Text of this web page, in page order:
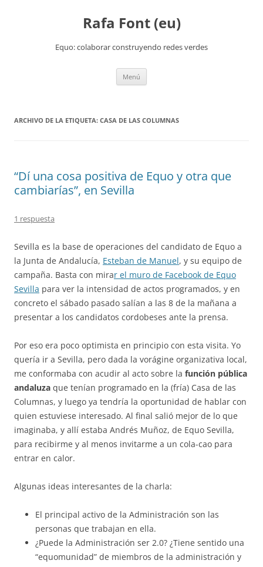
Rafa Font (eu)
Equo: colaborar construyendo redes verdes
Menú
ARCHIVO DE LA ETIQUETA: CASA DE LAS COLUMNAS
“Dí una cosa positiva de Equo y otra que
cambiarías”, en Sevilla
1 respuesta
Sevilla es la base de operaciones del candidato de Equo a
la Junta de Andalucía, Esteban de Manuel, y su equipo de
campaña. Basta con mirar el muro de Facebook de Equo
Sevilla para ver la intensidad de actos programados, y en
concreto el sábado pasado salían a las 8 de la mañana a
presentar a los candidatos cordobeses ante la prensa.
Por eso era poco optimista en principio con esta visita. Yo
quería ir a Sevilla, pero dada la vorágine organizativa local,
me conformaba con acudir al acto sobre la función pública
andaluza que tenían programado en la (fría) Casa de las
Columnas, y luego ya tendría la oportunidad de hablar con
quien estuviese interesado. Al final salió mejor de lo que
imaginaba, y allí estaba Andrés Muñoz, de Equo Sevilla,
para recibirme y al menos invitarme a un cola-cao para
entrar en calor.
Algunas ideas interesantes de la charla:
El principal activo de la Administración son las
personas que trabajan en ella.
¿Puede la Administración ser 2.0? ¿Tiene sentido una
“equomunidad” de miembros de la administración y